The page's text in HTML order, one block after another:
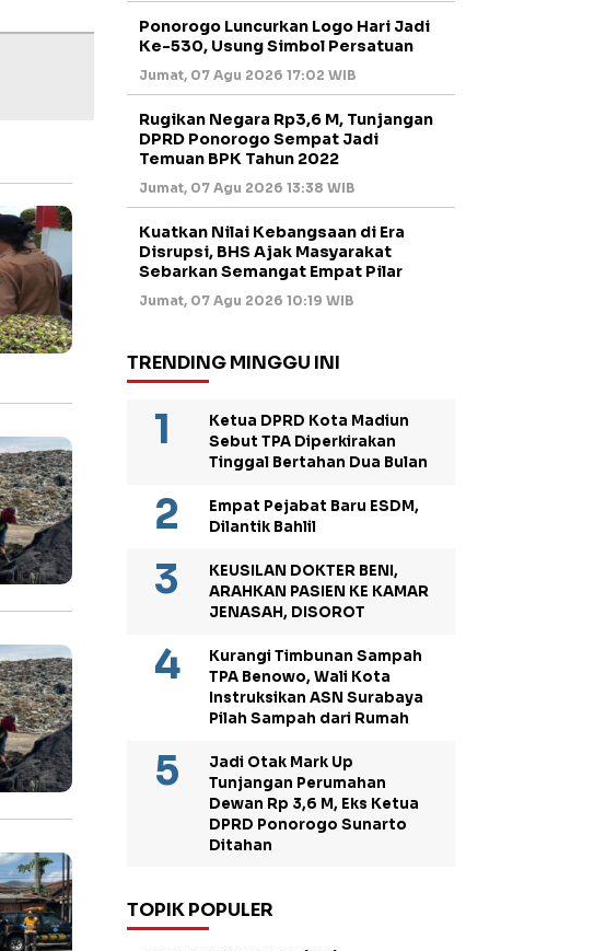
Ponorogo Luncurkan Logo Hari Jadi
Ke-530, Usung Simbol Persatuan
Jumat, 07 Agu 2026 17:02 WIB
Rugikan Negara Rp3,6 M, Tunjangan
DPRD Ponorogo Sempat Jadi
Temuan BPK Tahun 2022
Jumat, 07 Agu 2026 13:38 WIB
Kuatkan Nilai Kebangsaan di Era
Disrupsi, BHS Ajak Masyarakat
Sebarkan Semangat Empat Pilar
Jumat, 07 Agu 2026 10:19 WIB
TRENDING MINGGU INI
Ketua DPRD Kota Madiun
Sebut TPA Diperkirakan
Tinggal Bertahan Dua Bulan
Empat Pejabat Baru ESDM,
Dilantik Bahlil
KEUSILAN DOKTER BENI,
ARAHKAN PASIEN KE KAMAR
JENASAH, DISOROT
Kurangi Timbunan Sampah
TPA Benowo, Wali Kota
Instruksikan ASN Surabaya
Pilah Sampah dari Rumah
Jadi Otak Mark Up
Tunjangan Perumahan
Dewan Rp 3,6 M, Eks Ketua
DPRD Ponorogo Sunarto
Ditahan
TOPIK POPULER